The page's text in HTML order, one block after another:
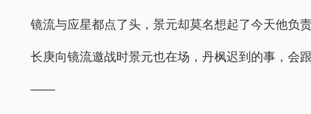
镜流与应星都点了头，景元却莫名想起了今天他负
长庚向镜流邀战时景元也在场，丹枫迟到的事，会
——